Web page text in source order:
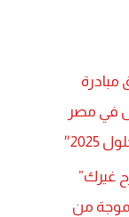
في مصر
غيرك”
من